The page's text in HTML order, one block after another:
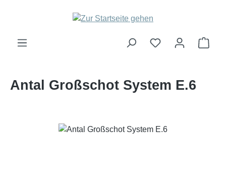
Zum Hauptinhalt springen
Antal Großschot System E.6
Bildergalerie überspringen